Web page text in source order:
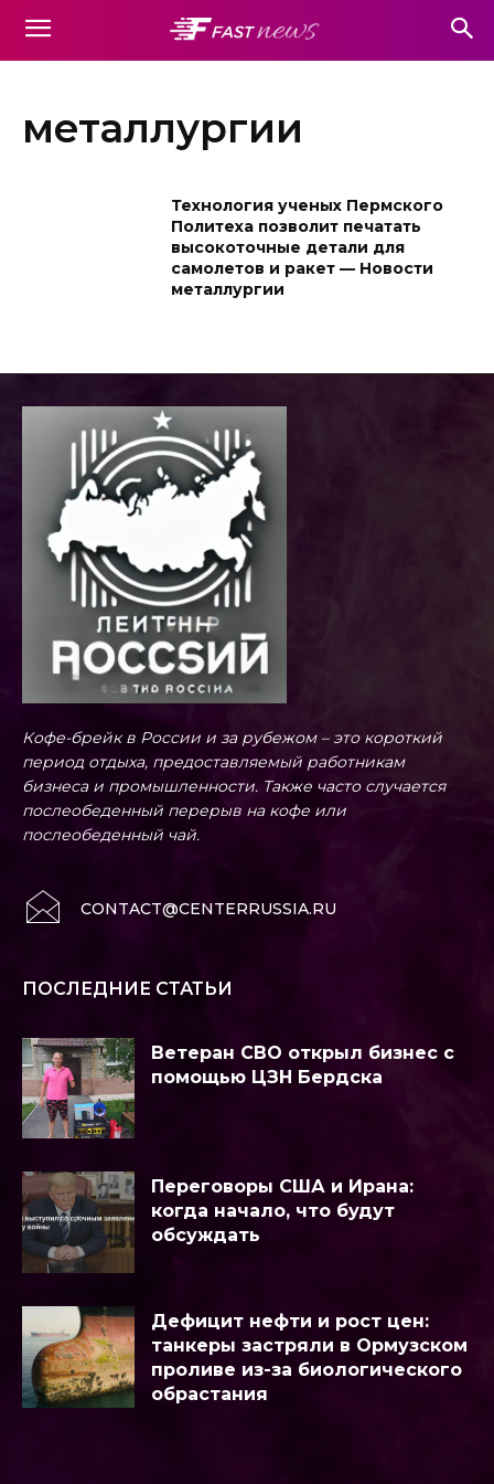
металлургии
Технология ученых Пермского
Политеха позволит печатать
высокоточные детали для
самолетов и ракет — Новости
металлургии
Кофе-брейк в России и за рубежом – это короткий
период отдыха, предоставляемый работникам
бизнеса и промышленности. Также часто случается
послеобеденный перерыв на кофе или
послеобеденный чай.
CONTACT@CENTERRUSSIA.RU
ПОСЛЕДНИЕ СТАТЬИ
Ветеран СВО открыл бизнес с
помощью ЦЗН Бердска
Переговоры США и Ирана:
когда начало, что будут
обсуждать
Дефицит нефти и рост цен:
танкеры застряли в Ормузском
проливе из-за биологического
обрастания